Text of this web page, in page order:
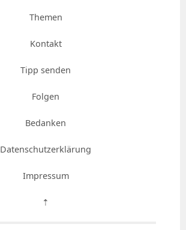
Themen
Kontakt
Tipp senden
Folgen
Bedanken
Datenschutzerklärung
Impressum
⇡